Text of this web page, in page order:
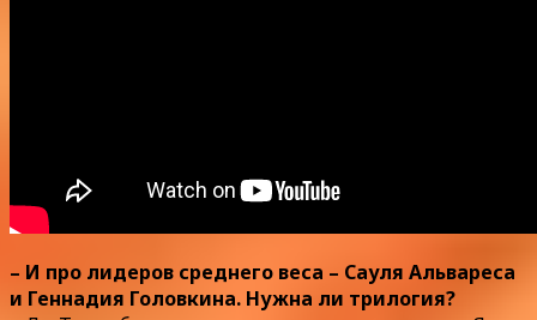
– И про лидеров среднего веса – Сауля Альвареса
и Геннадия Головкина. Нужна ли трилогия?